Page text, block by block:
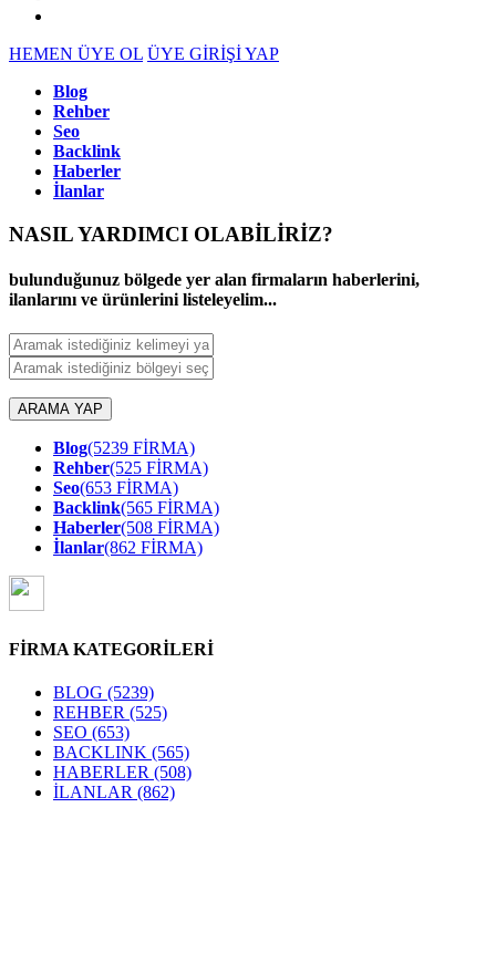
HEMEN ÜYE OL ÜYE GİRİŞİ YAP
Blog
Rehber
Seo
Backlink
Haberler
İlanlar
NASIL YARDIMCI OLABİLİRİZ?
bulunduğunuz bölgede yer alan firmaların haberlerini,
ilanlarını ve ürünlerini listeleyelim...
ARAMA YAP
Blog(5239 FİRMA)
Rehber(525 FİRMA)
Seo(653 FİRMA)
Backlink(565 FİRMA)
Haberler(508 FİRMA)
İlanlar(862 FİRMA)
FİRMA KATEGORİLERİ
BLOG (5239)
REHBER (525)
SEO (653)
BACKLINK (565)
HABERLER (508)
İLANLAR (862)